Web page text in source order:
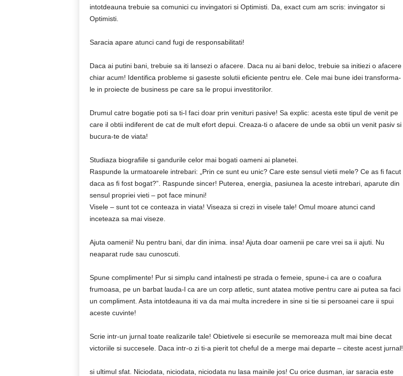
intotdeauna trebuie sa comunici cu invingatori si Optimisti. Da, exact cum am scris: invingator si
Optimisti.
Saracia apare atunci cand fugi de responsabilitati!
Daca ai putini bani, trebuie sa iti lansezi o afacere. Daca nu ai bani deloc, trebuie sa initiezi o afacere
chiar acum! Identifica probleme si gaseste solutii eficiente pentru ele. Cele mai bune idei transforma-
le in proiecte de business pe care sa le propui investitorilor.
Drumul catre bogatie poti sa ti-l faci doar prin venituri pasive! Sa explic: acesta este tipul de venit pe
care il obtii indiferent de cat de mult efort depui. Creaza-ti o afacere de unde sa obtii un venit pasiv si
bucura-te de viata!
Studiaza biografiile si gandurile celor mai bogati oameni ai planetei.
Raspunde la urmatoarele intrebari: „Prin ce sunt eu unic? Care este sensul vietii mele? Ce as fi facut
daca as fi fost bogat?”. Raspunde sincer! Puterea, energia, pasiunea la aceste intrebari, aparute din
sensul propriei vieti – pot face minuni!
Visele – sunt tot ce conteaza in viata! Viseaza si crezi in visele tale! Omul moare atunci cand
inceteaza sa mai viseze.
Ajuta oamenii! Nu pentru bani, dar din inima. insa! Ajuta doar oamenii pe care vrei sa ii ajuti. Nu
neaparat rude sau cunoscuti.
Spune complimente! Pur si simplu cand intalnesti pe strada o femeie, spune-i ca are o coafura
frumoasa, pe un barbat lauda-l ca are un corp atletic, sunt atatea motive pentru care ai putea sa faci
un compliment. Asta intotdeauna iti va da mai multa incredere in sine si tie si persoanei care ii spui
aceste cuvinte!
Scrie intr-un jurnal toate realizarile tale! Obietivele si esecurile se memoreaza mult mai bine decat
victoriile si succesele. Daca intr-o zi ti-a pierit tot cheful de a merge mai departe – citeste acest jurnal!
si ultimul sfat. Niciodata, niciodata, niciodata nu lasa mainile jos! Cu orice dusman, iar saracia este